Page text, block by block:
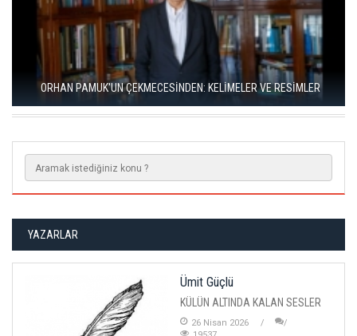
RIZA SÖNMEZ: ‘ANADOLU, SANILDIĞINDAN ÇOK DAHA VEGAN"
YAZARLAR
Ümit Güçlü
KÜLÜN ALTINDA KALAN SESLER
26 Nisan 2026